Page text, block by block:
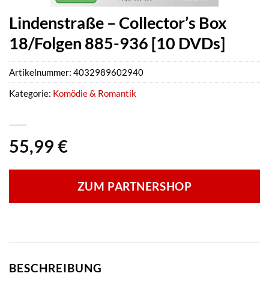
Lindenstraße – Collector’s Box
18/Folgen 885-936 [10 DVDs]
55,99 €
ZUM PARTNERSHOP
Artikelnummer: 4032989602940
Kategorie: Komödie & Romantik
BESCHREIBUNG